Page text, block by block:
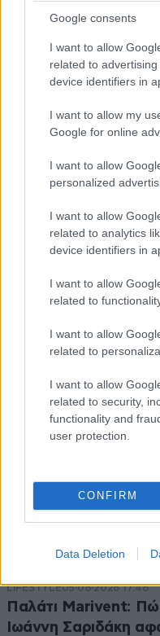
Google consents
I want to allow
related to
device identifiers in
I want to allow my
Google for online
I want to allow
personalized
I want to allow
related to analytics
device identifiers in
I want to allow
related to
I want to allow
related to
I want to allow
related to security,
functionality and
user protection.
CONFIRM
Data Deletion
ΕΛΛΑΔΑ05·08·2026 21:24
«Κάηκε το σπίτι μας
από τη Βρετανία
γίνεται στάχτη
LIFESTYLE05·08·2026 17:48
Παλάτι Marivent:
Ιωάννη Σαριδάκη